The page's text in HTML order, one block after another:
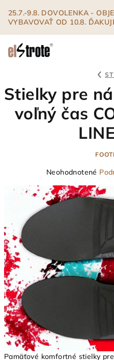
obsah
25.7.-9.8. DOVOLENKA -
VYBAVOVAŤ OD 10.8.
Pamäťové komfortné stielky
Stielky pre
voľný čas
Priemerné
produktu
je
Neohodnotené